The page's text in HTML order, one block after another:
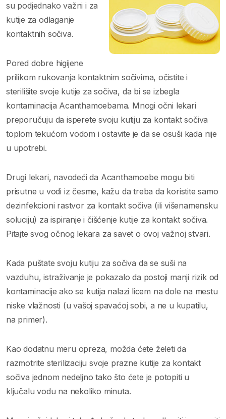
su podjednako važni i za
kutije za odlaganje
kontaktnih sočiva.
Pored dobre higijene
prilikom rukovanja kontaktnim sočivima, očistite i
sterilišite svoje kutije za sočiva, da bi se izbegla
kontaminacija Acanthamoebama. Mnogi očni lekari
preporučuju da isperete svoju kutiju za kontakt sočiva
toplom tekućom vodom i ostavite je da se osuši kada nije
u upotrebi.
Drugi lekari, navodeći da Acanthamoebe mogu biti
prisutne u vodi iz česme, kažu da treba da koristite samo
dezinfekcioni rastvor za kontakt sočiva (ili višenamensku
soluciju) za ispiranje i čišćenje kutije za kontakt sočiva.
Pitajte svog očnog lekara za savet o ovoj važnoj stvari.
Kada puštate svoju kutiju za sočiva da se suši na
vazduhu, istraživanje je pokazalo da postoji manji rizik od
kontaminacije ako se kutija nalazi licem na dole na mestu
niske vlažnosti (u vašoj spavaćoj sobi, a ne u kupatilu,
na primer).
Kao dodatnu meru opreza, možda ćete želeti da
razmotrite sterilizaciju svoje prazne kutije za kontakt
sočiva jednom nedeljno tako što ćete je potopiti u
ključalu vodu na nekoliko minuta.